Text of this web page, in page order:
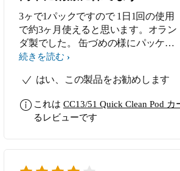
3ヶで1パックですので 1日1回の使用
で約3ヶ月使えると思います。オラン
ダ製でした。 缶づめの様にパッケー
ジを開けてコードレスのポットに入れ
手軽に清潔に保てるので良いと思いま
脂などからの匂いも感じられず初期
1ヶ月後の末期でも変わらない洗浄力
で洗ってから再び閉めて水切をしてか
続きを読む
はい、この製品をお勧めします
これは CC13/51 Quick Clean Pod カ
るレビューです